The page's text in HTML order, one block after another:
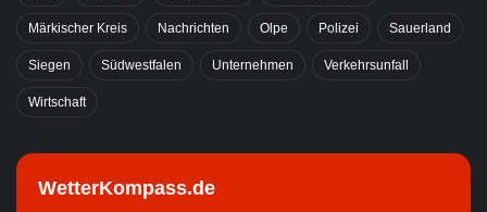
Märkischer Kreis Nachrichten Olpe Polizei Sauerland
Siegen Südwestfalen Unternehmen Verkehrsunfall
Wirtschaft
WetterKompass.de